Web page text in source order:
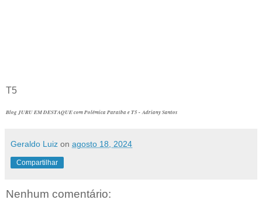
T5
Blog JURU EM DESTAQUE com Polêmica Paraíba e T5 - Adriany Santos
Geraldo Luiz on agosto 18, 2024
Compartilhar
Nenhum comentário: